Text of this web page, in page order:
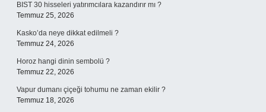
BIST 30 hisseleri yatırımcılara kazandırır mı ?
Temmuz 25, 2026
Kasko’da neye dikkat edilmeli ?
Temmuz 24, 2026
Horoz hangi dinin sembolü ?
Temmuz 22, 2026
Vapur dumanı çiçeği tohumu ne zaman ekilir ?
Temmuz 18, 2026